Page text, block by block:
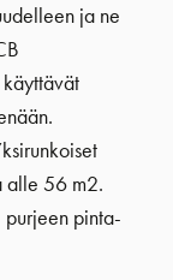
ja ne
alle 56 m2.
pinta-